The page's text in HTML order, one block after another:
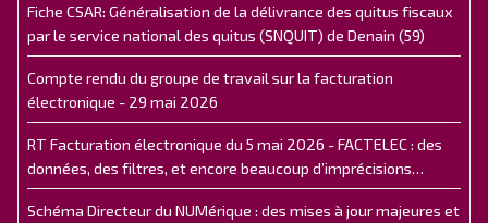
Fiche CSAR: Généralisation de la délivrance des quitus fiscaux
par le service national des quitus (SNQUIT) de Denain (59)
Compte rendu du groupe de travail sur la facturation
électronique - 29 mai 2026
RT Facturation électronique du 5 mai 2026 - FACTELEC : des
données, des filtres, et encore beaucoup d’imprécisions…
Schéma Directeur du NUMérique : des mises à jour majeures et